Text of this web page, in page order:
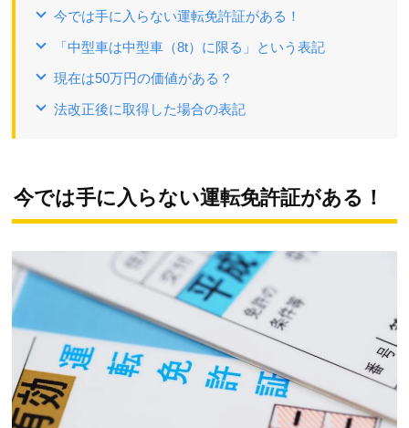
今では手に入らない運転免許証がある！
「中型車は中型車（8t）に限る」という表記
現在は50万円の価値がある？
法改正後に取得した場合の表記
今では手に入らない運転免許証がある！